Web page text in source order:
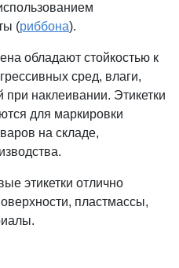
(риббона).
обладают стойкостью к
сред, влаги,
при наклеивании. Этикетки
для маркировки
на складе,
этикетки отлично
пластмассы,